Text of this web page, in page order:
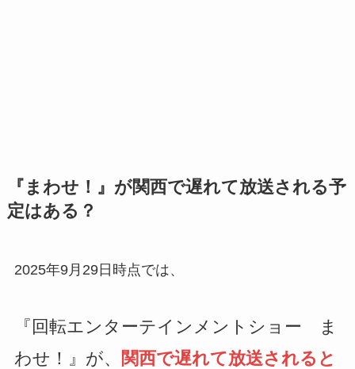
『まわせ！』が関西で遅れて放送される予
定はある？
2025年9月29日時点では、
『回転エンターテインメントショー ま
わせ！』が、
関西で遅れて放送されると